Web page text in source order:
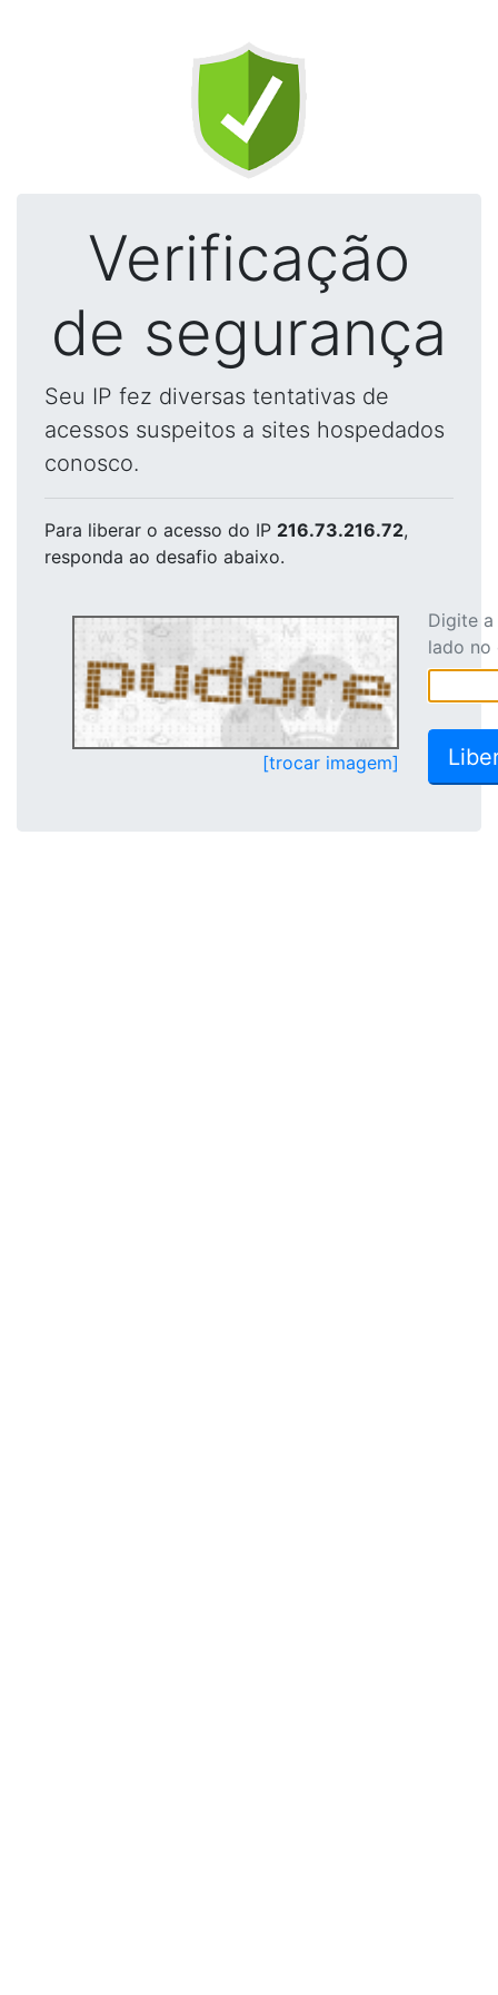
Verificação
de segurança
Seu IP fez diversas tentativas de
acessos suspeitos a sites hospedados
conosco.
Para liberar o acesso do IP 216.73.216.72,
responda ao desafio abaixo.
[trocar imagem]
Digite
lado no